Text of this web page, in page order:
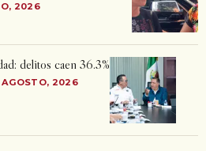
2026
delitos caen 36.3%
AGOSTO, 2026